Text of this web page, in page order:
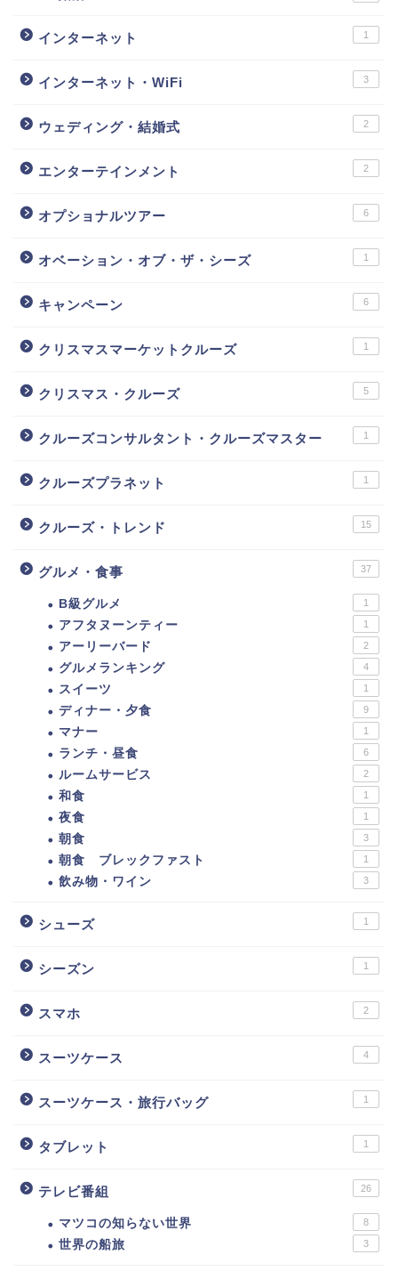
インターネット 1
インターネット・WiFi 3
ウェディング・結婚式 2
エンターテインメント 2
オプショナルツアー 6
オベーション・オブ・ザ・シーズ 1
キャンペーン 6
クリスマスマーケットクルーズ 1
クリスマス・クルーズ 5
クルーズコンサルタント・クルーズマスター 1
クルーズプラネット 1
クルーズ・トレンド 15
グルメ・食事 37
B級グルメ 1
アフタヌーンティー 1
アーリーバード 2
グルメランキング 4
スイーツ 1
ディナー・夕食 9
マナー 1
ランチ・昼食 6
ルームサービス 2
和食 1
夜食 1
朝食 3
朝食 ブレックファスト 1
飲み物・ワイン 3
シューズ 1
シーズン 1
スマホ 2
スーツケース 4
スーツケース・旅行バッグ 1
タブレット 1
テレビ番組 26
マツコの知らない世界 8
世界の船旅 3